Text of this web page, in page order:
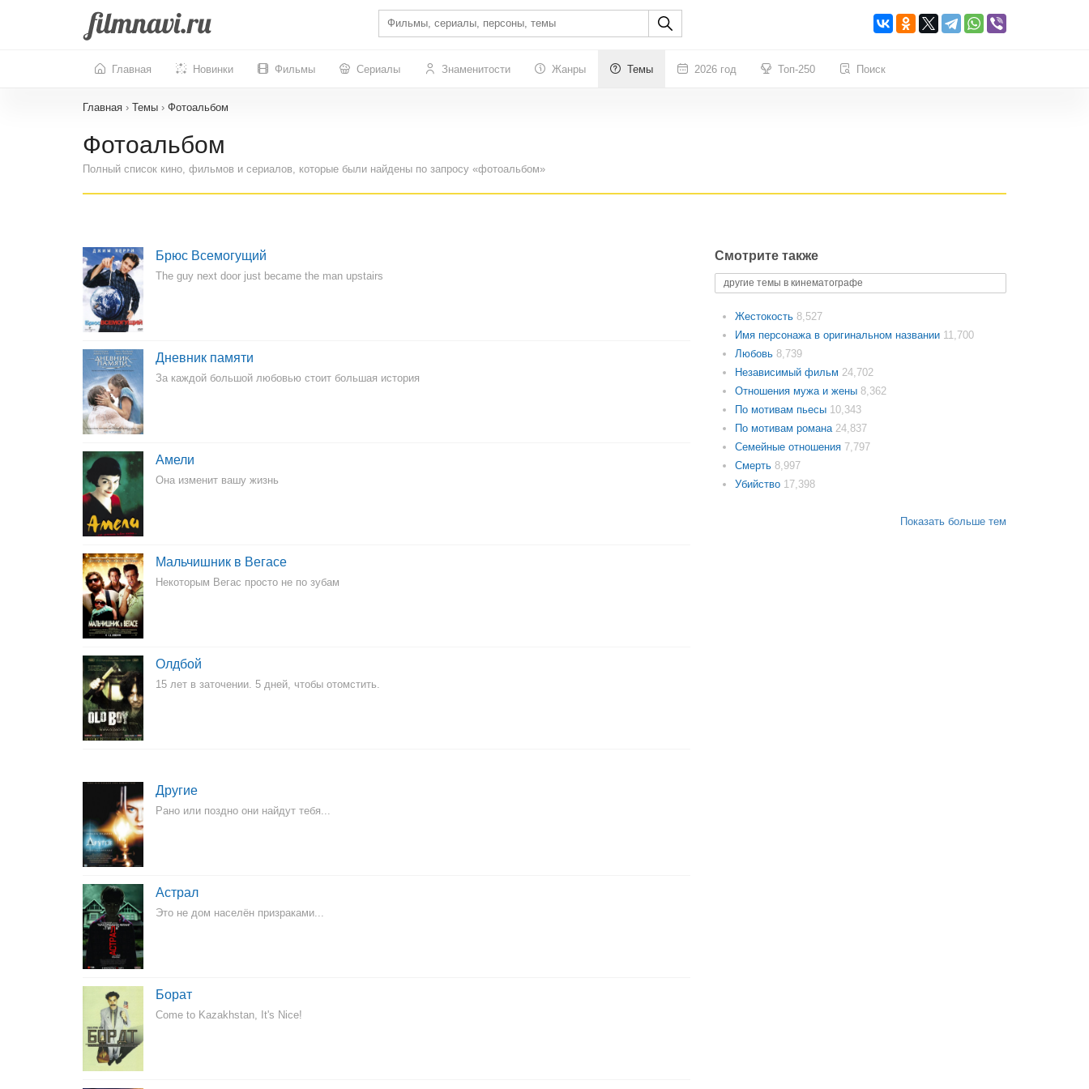
Главная Новинки Фильмы Сериалы Знаменитости Жанры Темы 2026 год Топ-250 Поиск
Главная › Темы › Фотоальбом
Фотоальбом
Полный список кино, фильмов и сериалов, которые были найдены по запросу «фотоальбом»
Брюс Всемогущий
The guy next door just became the man upstairs
Дневник памяти
За каждой большой любовью стоит большая история
Амели
Она изменит вашу жизнь
Мальчишник в Вегасе
Некоторым Вегас просто не по зубам
Олдбой
15 лет в заточении. 5 дней, чтобы отомстить.
Другие
Рано или поздно они найдут тебя...
Астрал
Это не дом населён призраками...
Борат
Come to Kazakhstan, It's Nice!
Смотрите также
другие темы в кинематографе
Жестокость 8,527
Имя персонажа в оригинальном названии 11,700
Любовь 8,739
Независимый фильм 24,702
Отношения мужа и жены 8,362
По мотивам пьесы 10,343
По мотивам романа 24,837
Семейные отношения 7,797
Смерть 8,997
Убийство 17,398
Показать больше тем